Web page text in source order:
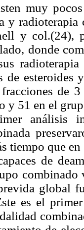
muy
y
y col.(24),
donde
de esteroides
de
y 51 en el
análisis
tiempo que
de
global
es el